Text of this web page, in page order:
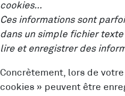
cookies…
Ces informations sont
dans un simple fichier
lire et enregistrer des
Concrètement, lors de
cookies » peuvent être